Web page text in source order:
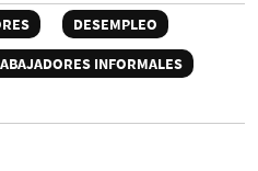
DESEMPLEO
INFORMALES